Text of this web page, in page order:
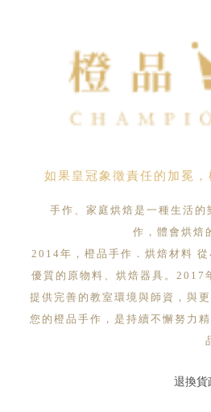
如果皇冠象徵責任的加冕
手作、家庭烘焙是一種生活的
作，體會烘焙
2014年，橙品手作．烘焙材料
優質的原物料、烘焙器具。2017
提供完善的教室環境與師資，與
您的橙品手作，是持續不懈努力
退換貨